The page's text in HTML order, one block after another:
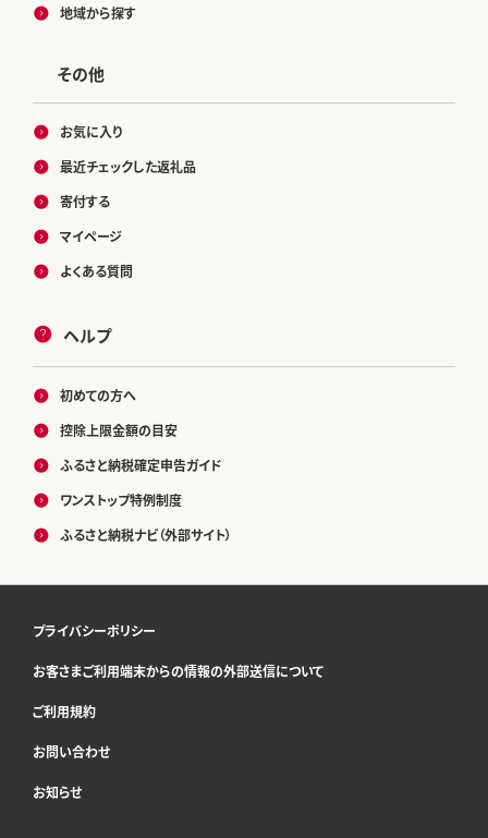
地域から探す
その他
お気に入り
最近チェックした返礼品
寄付する
マイページ
よくある質問
ヘルプ
初めての方へ
控除上限金額の目安
ふるさと納税確定申告ガイド
ワンストップ特例制度
ふるさと納税ナビ（外部サイト）
プライバシーポリシー
お客さまご利用端末からの情報の外部送信について
ご利用規約
お問い合わせ
お知らせ